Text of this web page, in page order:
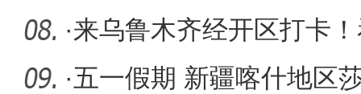
潮涌动
·来乌鲁木齐经开区打卡
国画大师
·五一假期 新疆喀什地区